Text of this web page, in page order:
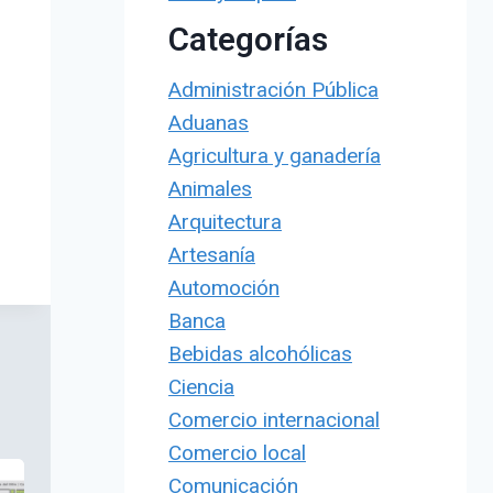
Categorías
Administración Pública
Aduanas
Agricultura y ganadería
Animales
Arquitectura
Artesanía
Automoción
Banca
Bebidas alcohólicas
Ciencia
Comercio internacional
Comercio local
Comunicación